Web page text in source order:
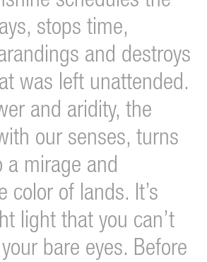
stops time,
and destroys
was left unattended.
and aridity, the
our senses, turns
a mirage and
color of lands. It’s
light that you can’t
bare eyes. Before